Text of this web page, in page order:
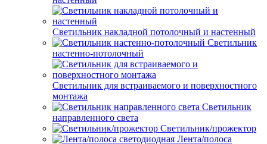
Светильник накладной потолочный и настенный
Светильник
настенно-потолочный
Светильник для встраиваемого и поверхностного
монтажа
Светильник
направленного света
Светильник/прожектор
Лента/полоса